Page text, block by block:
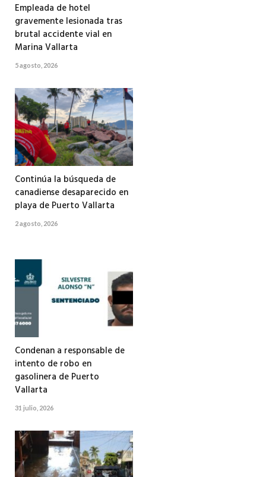
Empleada de hotel
gravemente lesionada tras
brutal accidente vial en
Marina Vallarta
5 agosto, 2026
Continúa la búsqueda de
canadiense desaparecido en
playa de Puerto Vallarta
2 agosto, 2026
Condenan a responsable de
intento de robo en
gasolinera de Puerto
Vallarta
31 julio, 2026